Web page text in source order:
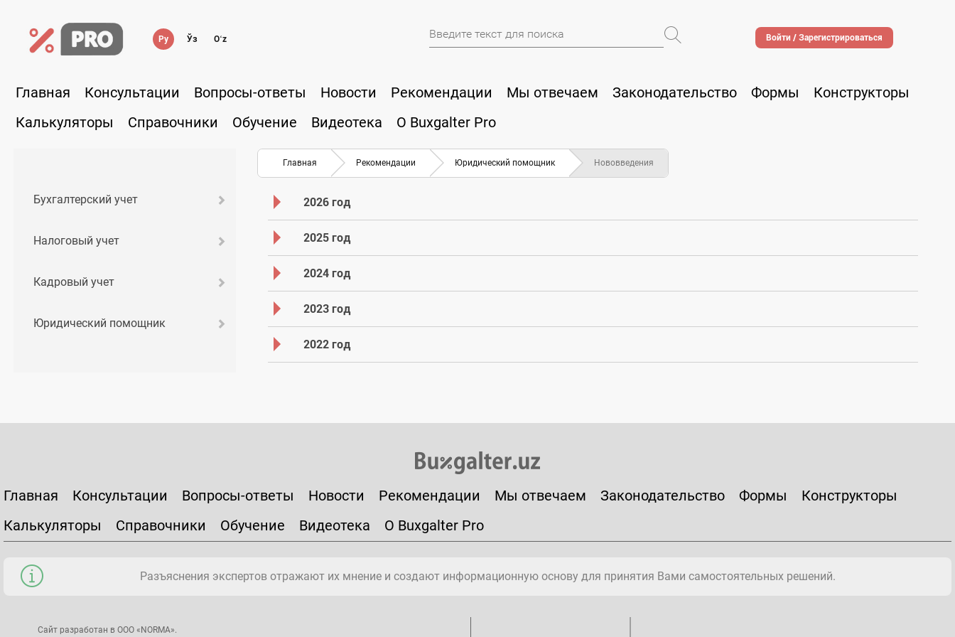
Ру Ўз Oʻz Войти / Зарегистрироваться
Главная Консультации Вопросы-ответы Новости Рекомендации Мы отвечаем Законодательство Формы
Конструкторы
Калькуляторы
Справочники Обучение Видеотека О Buxgalter Pro
Бухгалтерский учет
Налоговый учет
Кадровый учет
Юридический помощник
Главная Рекомендации Юридический помощник Нововведения
2026 год
2025 год
2024 год
2023 год
2022 год
Главная Консультации Вопросы-ответы Новости Рекомендации Мы отвечаем Законодательство Формы
Конструкторы
Калькуляторы
Справочники Обучение Видеотека О Buxgalter Pro
Разъяснения экспертов отражают их мнение и создают информационную основу для принятия Вами самостоятельных решений.
Сайт разработан в ООО «NORMA».